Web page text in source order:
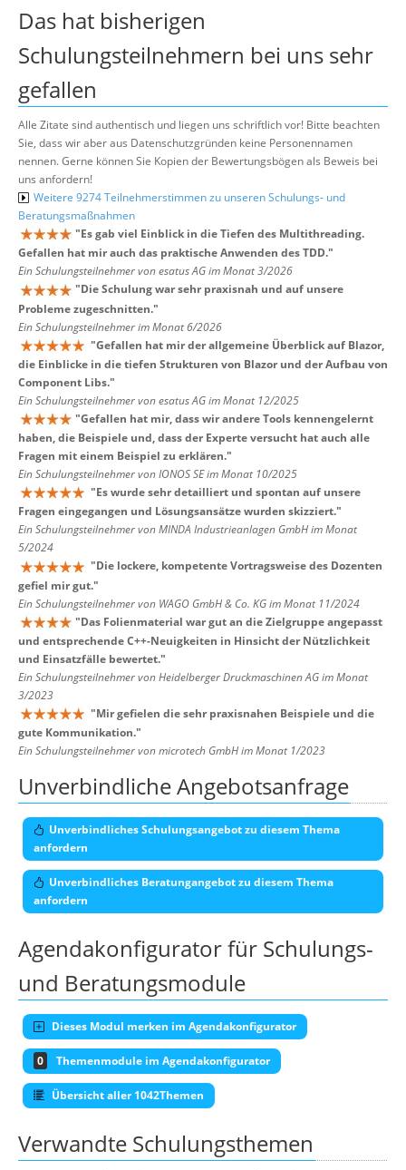
Das hat bisherigen
Schulungsteilnehmern bei uns sehr
gefallen
Alle Zitate sind authentisch und liegen uns schriftlich vor! Bitte beachten
Sie, dass wir aber aus Datenschutzgründen keine Personennamen
nennen. Gerne können Sie Kopien der Bewertungsbögen als Beweis bei
uns anfordern!
Weitere 9274 Teilnehmerstimmen zu unseren Schulungs- und
Beratungsmaßnahmen
"Es gab viel Einblick in die Tiefen des Multithreading.
Gefallen hat mir auch das praktische Anwenden des TDD."
Ein Schulungsteilnehmer von esatus AG im Monat 3/2026
"Die Schulung war sehr praxisnah und auf unsere
Probleme zugeschnitten."
Ein Schulungsteilnehmer im Monat 6/2026
"Gefallen hat mir der allgemeine Überblick auf Blazor,
die Einblicke in die tiefen Strukturen von Blazor und der Aufbau von
Component Libs."
Ein Schulungsteilnehmer von esatus AG im Monat 12/2025
"Gefallen hat mir, dass wir andere Tools kennengelernt
haben, die Beispiele und, dass der Experte versucht hat auch alle
Fragen mit einem Beispiel zu erklären."
Ein Schulungsteilnehmer von IONOS SE im Monat 10/2025
"Es wurde sehr detailliert und spontan auf unsere
Fragen eingegangen und Lösungsansätze wurden skizziert."
Ein Schulungsteilnehmer von MINDA Industrieanlagen GmbH im Monat
5/2024
"Die lockere, kompetente Vortragsweise des Dozenten
gefiel mir gut."
Ein Schulungsteilnehmer von WAGO GmbH & Co. KG im Monat 11/2024
"Das Folienmaterial war gut an die Zielgruppe angepasst
und entsprechende C++-Neuigkeiten in Hinsicht der Nützlichkeit
und Einsatzfälle bewertet."
Ein Schulungsteilnehmer von Heidelberger Druckmaschinen AG im Monat
3/2023
"Mir gefielen die sehr praxisnahen Beispiele und die
gute Kommunikation."
Ein Schulungsteilnehmer von microtech GmbH im Monat 1/2023
Unverbindliche Angebotsanfrage
Unverbindliches Schulungsangebot zu diesem Thema
anfordern
Unverbindliches Beratungangebot zu diesem Thema
anfordern
Agendakonfigurator für Schulungs-
und Beratungsmodule
Dieses Modul merken im Agendakonfigurator
0 Themenmodule im Agendakonfigurator
Übersicht aller 1042Themen
Verwandte Schulungsthemen